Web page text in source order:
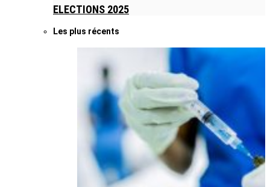
ELECTIONS 2025
Les plus récents